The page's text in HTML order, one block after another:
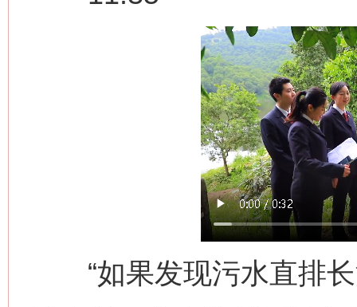
“如果发现污水直排长